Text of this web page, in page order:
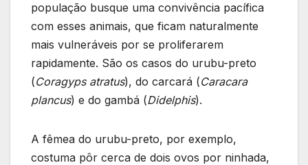
população busque uma convivência pacífica
com esses animais, que ficam naturalmente
mais vulneráveis por se proliferarem
rapidamente. São os casos do urubu-preto
(Coragyps atratus), do carcará (Caracara
plancus) e do gambá (Didelphis).
A fêmea do urubu-preto, por exemplo,
costuma pôr cerca de dois ovos por ninhada,